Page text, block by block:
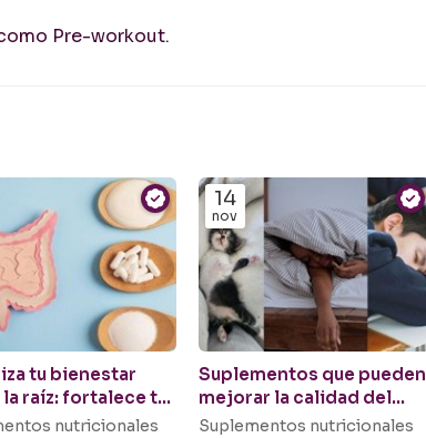
Pre-workout.
tu bienestar
raíz: fortalece tu
con
nutricionales
14
nov
Suplementos que pueden
mejorar la calidad del
sueño
Suplementos nutricionales